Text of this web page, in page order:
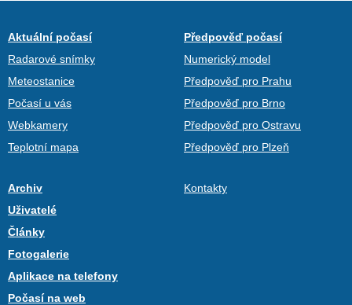
Aktuální počasí
Radarové snímky
Meteostanice
Počasí u vás
Webkamery
Teplotní mapa
Předpověď počasí
Numerický model
Předpověď pro Prahu
Předpověď pro Brno
Předpověď pro Ostravu
Předpověď pro Plzeň
Archiv
Uživatelé
Články
Fotogalerie
Aplikace na telefony
Počasí na web
Kontakty